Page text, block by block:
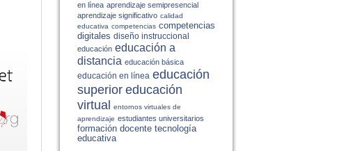
en línea aprendizaje semipresencial
aprendizaje significativo calidad
educativa competencias competencias
digitales diseño instruccional
educación educación a
distancia educación básica
educación en línea educación
superior educación
virtual entornos virtuales de
aprendizaje estudiantes universitarios
formación docente tecnología
educativa